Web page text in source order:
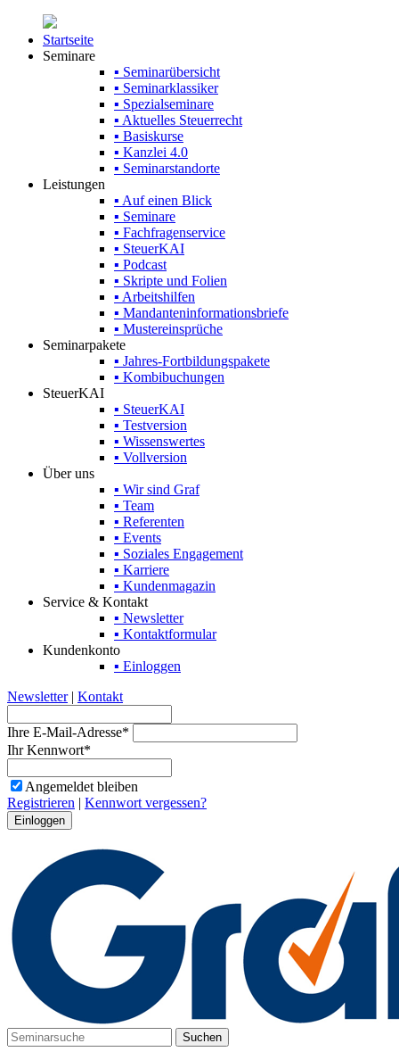
Startseite
Seminare
▪ Seminarübersicht
▪ Seminarklassiker
▪ Spezialseminare
▪ Aktuelles Steuerrecht
▪ Basiskurse
▪ Kanzlei 4.0
▪ Seminarstandorte
Leistungen
▪ Auf einen Blick
▪ Seminare
▪ Fachfragenservice
▪ SteuerKAI
▪ Podcast
▪ Skripte und Folien
▪ Arbeitshilfen
▪ Mandanteninformationsbriefe
▪ Mustereinsprüche
Seminarpakete
▪ Jahres-Fortbildungspakete
▪ Kombibuchungen
SteuerKAI
▪ SteuerKAI
▪ Testversion
▪ Wissenswertes
▪ Vollversion
Über uns
▪ Wir sind Graf
▪ Team
▪ Referenten
▪ Events
▪ Soziales Engagement
▪ Karriere
▪ Kundenmagazin
Service & Kontakt
▪ Newsletter
▪ Kontaktformular
Kundenkonto
▪ Einloggen
Newsletter| Kontakt
Ihre E-Mail-Adresse*
Ihr Kennwort*
Angemeldet bleiben
Registrieren | Kennwort vergessen?